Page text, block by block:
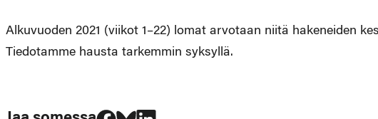
Alkuvuoden 2021 (viikot 1–22) lomat arvotaan niitä hakeneiden
Tiedotamme hausta tarkemmin syksyllä.
Jaa Facebookissa
Jaa Blueskyssa
Jaa LinkedIn:ssä